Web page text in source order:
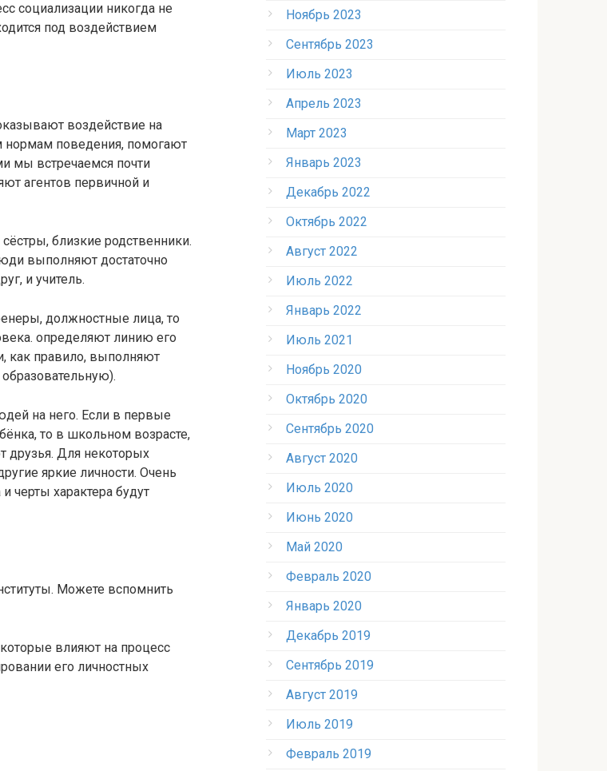
социализации никогда не
под воздействием
воздействие на
нормам поведения, помогают
мы встречаемся почти
агентов первичной и
сёстры, близкие родственники.
выполняют достаточно
и учитель.
должностные лица, то
определяют линию его
как правило, выполняют
на него. Если в первые
то в школьном возрасте,
друзья. Для некоторых
яркие личности. Очень
черты характера будут
Можете вспомнить
влияют на процесс
его личностных
Ноябрь 2023
Сентябрь 2023
Июль 2023
Апрель 2023
Март 2023
Январь 2023
Декабрь 2022
Октябрь 2022
Август 2022
Июль 2022
Январь 2022
Июль 2021
Ноябрь 2020
Октябрь 2020
Сентябрь 2020
Август 2020
Июль 2020
Июнь 2020
Май 2020
Февраль 2020
Январь 2020
Декабрь 2019
Сентябрь 2019
Август 2019
Июль 2019
Февраль 2019